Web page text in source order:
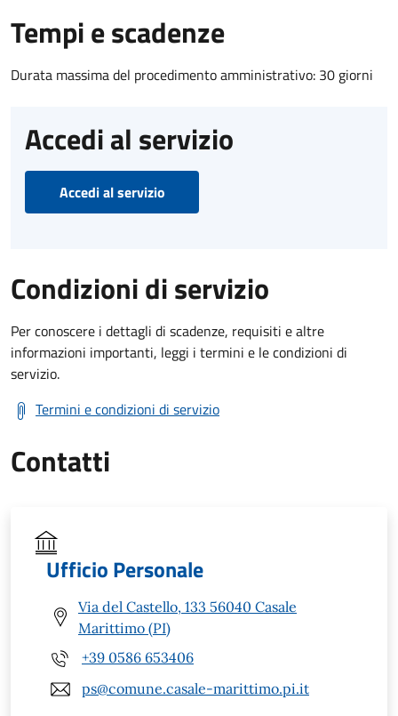
Tempi e scadenze
Durata massima del procedimento amministrativo: 30 giorni
Accedi al servizio
Accedi al servizio
Condizioni di servizio
Per conoscere i dettagli di scadenze, requisiti e altre
informazioni importanti, leggi i termini e le condizioni di
servizio.
Termini e condizioni di servizio
Contatti
Ufficio Personale
Via del Castello, 133 56040 Casale
Marittimo (PI)
+39 0586 653406
ps@comune.casale-marittimo.pi.it